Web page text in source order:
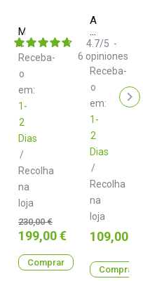
Monkey
Banana
Turbo
5
Black
Receba-
o
em:
1-
2
Dias
/
Recolha
na
loja
Preço
normal
230,00 €
Preço
199,00 €
Comprar
Audio
ATH
M40x
Receba-
o
em:
1-
2
Dias
/
Recolha
na
loja
4.7/5 -
6 opiniones
Preço
109,00 €
Comprar